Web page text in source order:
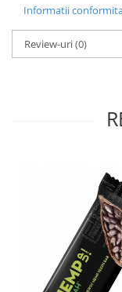
Prostatită
Reflux Gastro-
Remineralizare
Sistemul digestiv
Sistemul muscular
Sistemul nervos
Sistemul osos si
Sistemul respirator
Informatii
Review-uri(0)